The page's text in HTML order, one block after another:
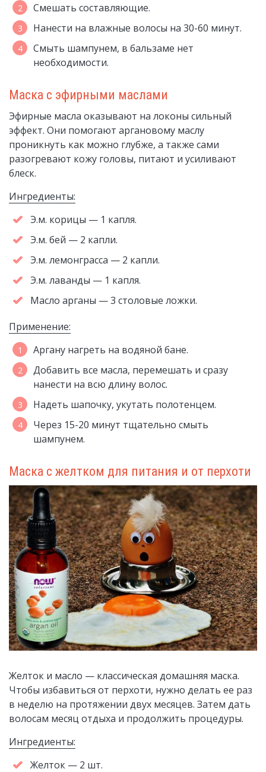
Смешать составляющие.
Нанести на влажные волосы на 30-60 минут.
Смыть шампунем, в бальзаме нет
необходимости.
Маска с эфирными маслами
Эфирные масла оказывают на локоны сильный
эффект. Они помогают аргановому маслу
проникнуть как можно глубже, а также сами
разогревают кожу головы, питают и усиливают
блеск.
Ингредиенты:
Э.м. корицы — 1 капля.
Э.м. бей — 2 капли.
Э.м. лемонграсса — 2 капли.
Э.м. лаванды — 1 капля.
Масло арганы — 3 столовые ложки.
Применение:
Аргану нагреть на водяной бане.
Добавить все масла, перемешать и сразу
нанести на всю длину волос.
Надеть шапочку, укутать полотенцем.
Через 15-20 минут тщательно смыть
шампунем.
Маска с желтком для питания и от перхоти
Желток и масло — классическая домашняя маска.
Чтобы избавиться от перхоти, нужно делать ее раз
в неделю на протяжении двух месяцев. Затем дать
волосам месяц отдыха и продолжить процедуры.
Ингредиенты:
Желток — 2 шт.